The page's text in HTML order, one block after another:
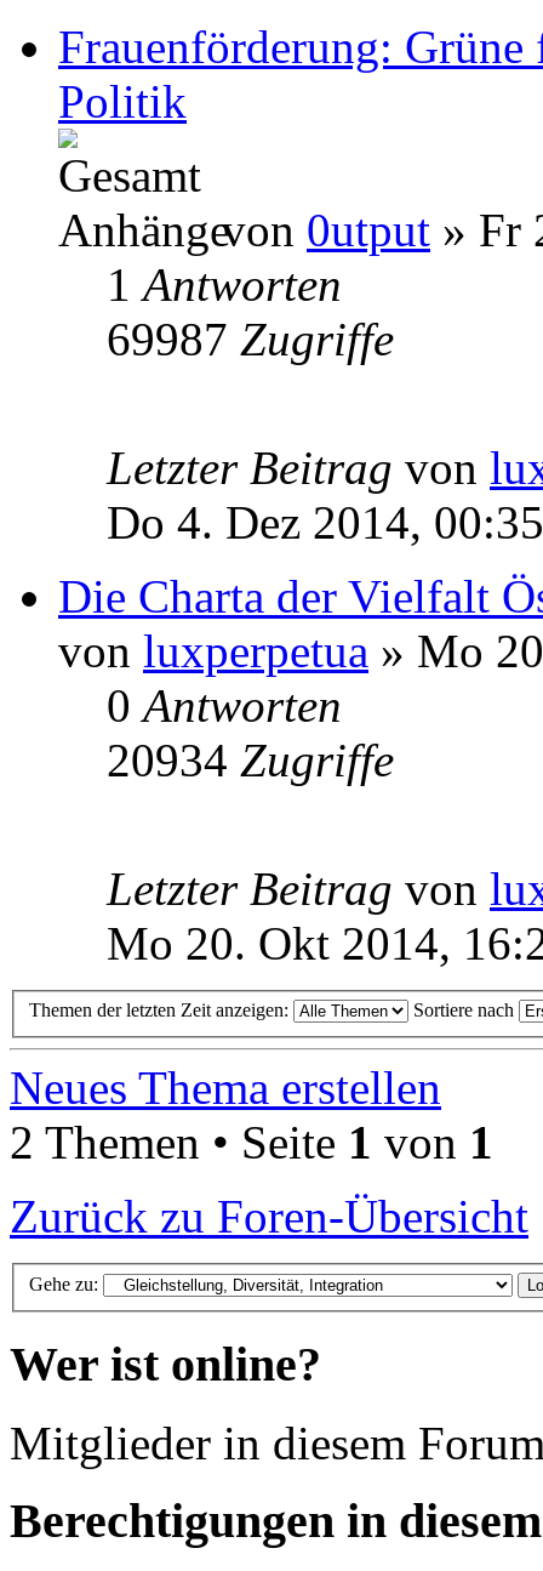
Frauenförderung:
Politik
von 0utput » Fr
1Antworten
69987 Zugriffe
Letzter Beitrag von
Do 4. Dez 2014, 00:35
Die Charta der Vielfalt
von luxperpetua » Mo
0Antworten
20934 Zugriffe
Letzter Beitrag von
Mo 20. Okt 2014,
Themen der letzten Zeit anzeigen: Sortiere nach
Neues Thema erstellen
2 Themen • Seite 1 von 1
Zurück zu Foren-Übersicht
Gehe zu:
Wer ist online?
Mitglieder in diesem
Berechtigungen in